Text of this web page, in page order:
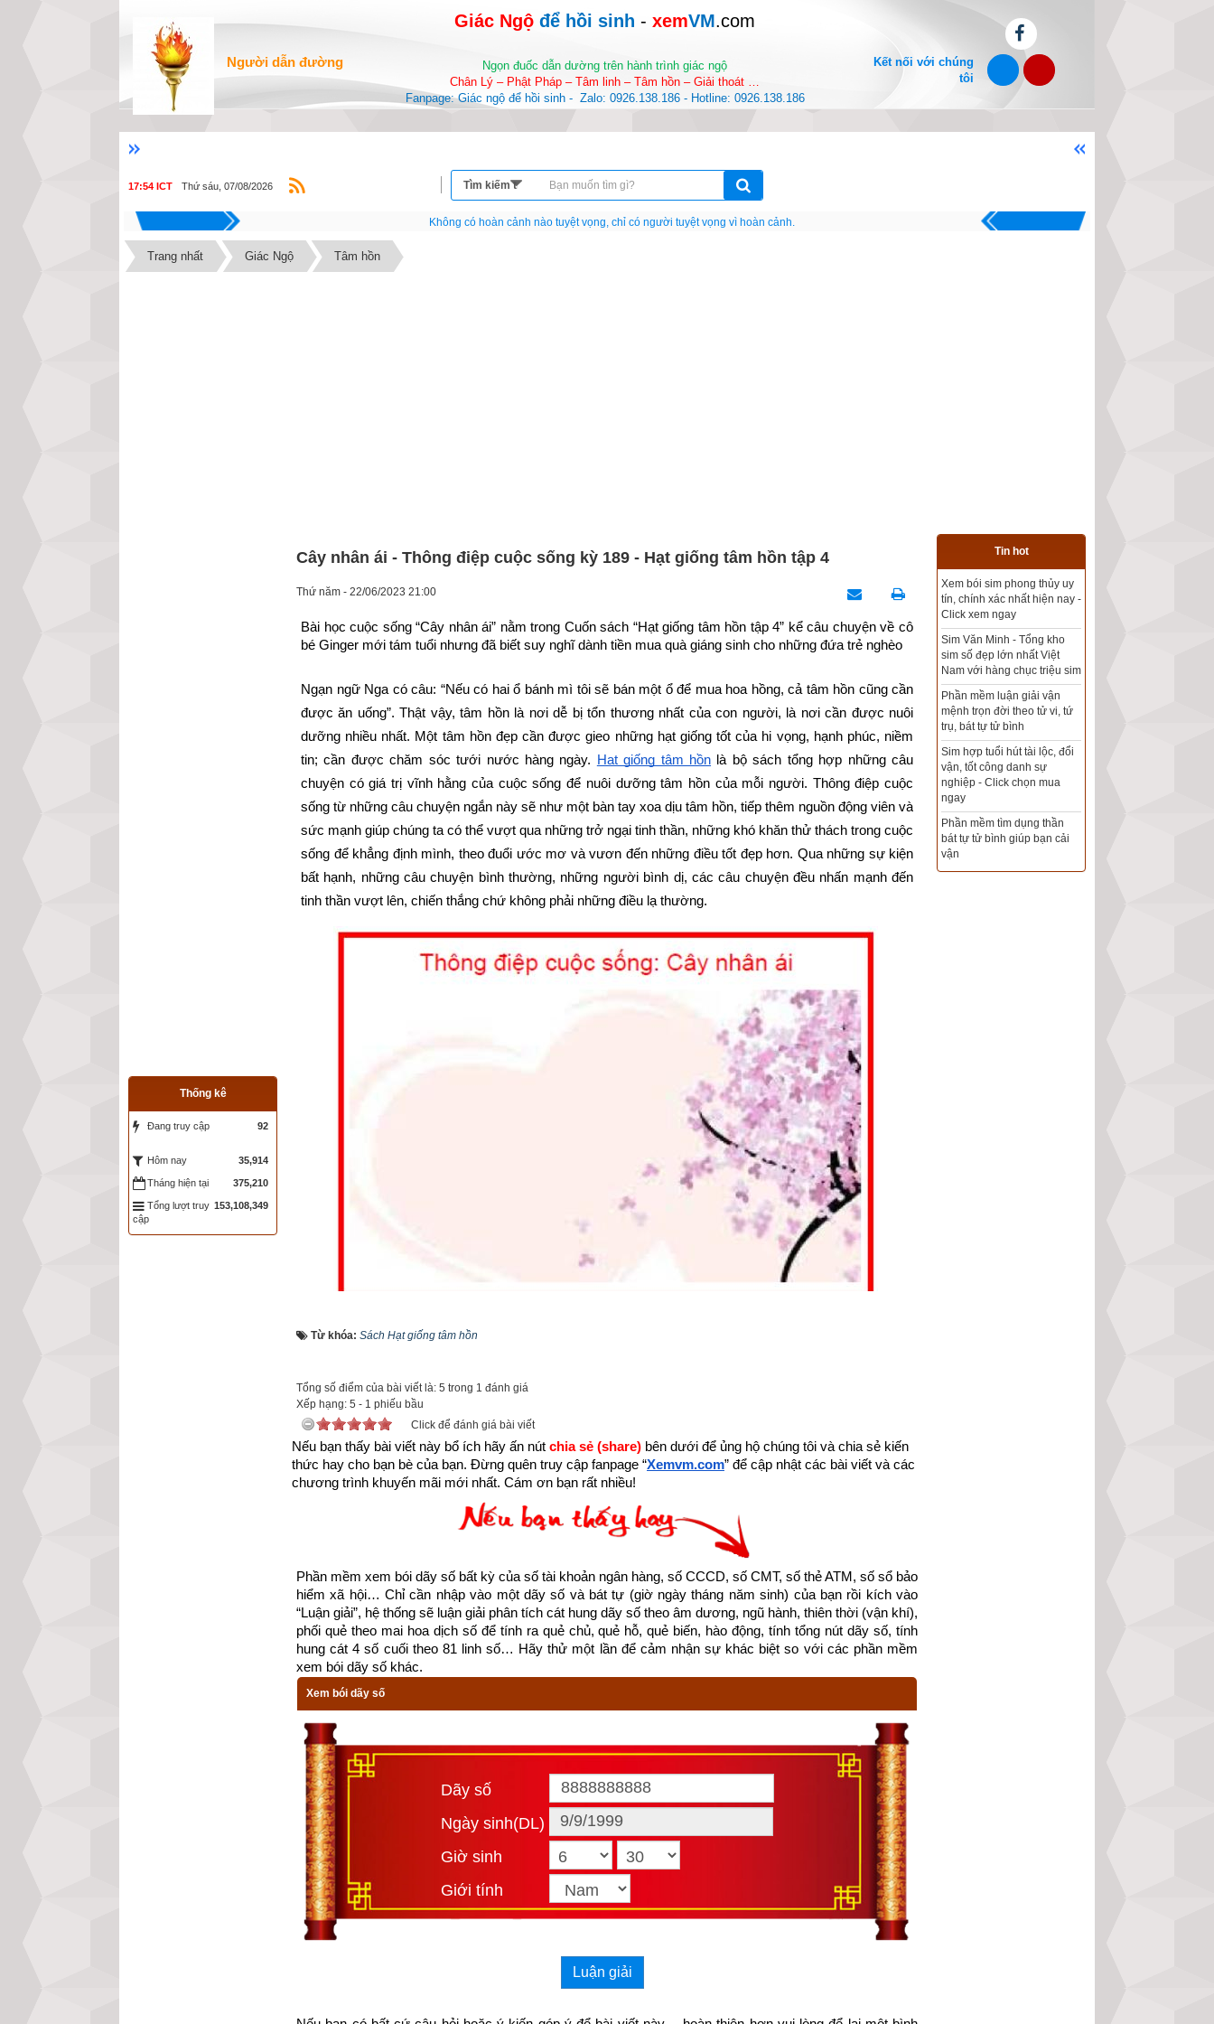
Người dẫn đường
Giác Ngộ để hồi sinh - xemVM.com
Ngọn đuốc dẫn dường trên hành trình giác ngộ
Chân Lý – Phật Pháp – Tâm linh – Tâm hồn – Giải thoát …
Fanpage: Giác ngộ để hồi sinh -  Zalo: 0926.138.186 - Hotline: 0926.138.186
Kết nối với chúng
tôi
Chào mừng bạn đến với website
17:54 ICT Thứ sáu, 07/08/2026
Nếu như không chịu học tập thì cho dù đi vạn dặm đường cũng chỉ là anh đưa thư.
Trang nhất Giác Ngộ Tâm hồn
Cây nhân ái - Thông điệp cuộc sống kỳ 189 - Hạt giống tâm hồn tập 4
Thứ năm - 22/06/2023 21:00
Bài học cuộc sống “Cây nhân ái” nằm trong Cuốn sách “Hạt giống tâm hồn tập 4” kể câu chuyện về cô
bé Ginger mới tám tuổi nhưng đã biết suy nghĩ dành tiền mua quà giáng sinh cho những đứa trẻ nghèo
Ngạn ngữ Nga có câu: “Nếu có hai ổ bánh mì tôi sẽ bán một ổ để mua hoa hồng, cả tâm hồn cũng cần
được ăn uống”. Thật vậy, tâm hồn là nơi dễ bị tổn thương nhất của con người, là nơi cần được nuôi
dưỡng nhiều nhất. Một tâm hồn đẹp cần được gieo những hạt giống tốt của hi vọng, hạnh phúc, niềm
tin; cần được chăm sóc tưới nước hàng ngày.
Hạt giống tâm hồn là bộ sách tổng hợp những câu
chuyện có giá trị vĩnh hằng của cuộc sống để nuôi dưỡng tâm hồn của mỗi người. Thông điệp cuộc
sống từ những câu chuyện ngắn này sẽ như một bàn tay xoa dịu tâm hồn, tiếp thêm nguồn động viên và
sức mạnh giúp chúng ta có thể vượt qua những trở ngại tinh thần, những khó khăn thử thách trong cuộc
sống để khẳng định mình, theo đuổi ước mơ và vươn đến những điều tốt đẹp hơn. Qua những sự kiện
bất hạnh, những câu chuyện bình thường, những người bình dị, các câu chuyện đều nhấn mạnh đến
tinh thần vượt lên, chiến thắng chứ không phải những điều lạ thường.
Với mong muốn góp một phần nhỏ bé lan truyền những thông điệp tích cực truyền cảm hứng về cuộc
trong cuộc sống, Xemvm.com
hồn. Kích vào link sau:
https://xemvm.com/thu-vien-ebooks/sach-ky-nang-song/link-tai-sach-hat-giong-tam-hon-pdf-10.html
để tải về Ebook Sách Hạt giống tâm hồn hoặc liên hệ Zalo: 0926.138.186 để nhận trực tiếp file pdf.
Sau đây là Câu chuyện về Cây nhân ái được trích từ Cuốn “Hạt giống tâm hồn tập 4” của nhà xuất bản
Niềm vui thật sự không bắt nguồn từ sự giàu có hay những lời khen ngợi của người khác mà từ những
Từ khóa: Sách Hạt giống tâm hồn
Tổng số điểm của bài viết là: 5 trong 1 đánh giá
Xếp hạng: 5 - 1 phiếu bầu
Click để đánh giá bài viết
Nếu bạn thấy bài viết này bổ ích hãy ấn nút chia sẻ (share) bên dưới để ủng hộ chúng tôi và chia sẻ kiến
thức hay cho bạn bè của bạn. Đừng quên truy cập fanpage “Xemvm.com” để cập nhật các bài viết và các
chương trình khuyến mãi mới nhất. Cám ơn bạn rất nhiều!
Phần mềm xem bói dãy số bất kỳ của số tài khoản ngân hàng, số CCCD, số CMT, số thẻ ATM, số sổ bảo
hiểm xã hội… Chỉ cần nhập vào một dãy số và bát tự (giờ ngày tháng năm sinh) của bạn rồi kích vào
“Luận giải”, hệ thống sẽ luận giải phân tích cát hung dãy số theo âm dương, ngũ hành, thiên thời (vận khí),
phối quẻ theo mai hoa dịch số để tính ra quẻ chủ, quẻ hỗ, quẻ biến, hào động, tính tổng nút dãy số, tính
hung cát 4 số cuối theo 81 linh số… Hãy thử một lần để cảm nhận sự khác biệt so với các phần mềm
xem bói dãy số khác.
Xem bói dãy số
Dãy số
Ngày sinh(DL)
Giờ sinh
Giới tính
Luận giải
Tin hot
Xem bói sim phong thủy uy
tín, chính xác nhất hiện nay -
Sim Văn Minh - Tổng kho
sim số đẹp lớn nhất Việt
Nam với hàng chục triệu sim
Phần mềm luận giải vận
mệnh trọn đời theo tử vi, tứ
Sim hợp tuổi hút tài lộc, đổi
vận, tốt công danh sự
nghiệp - Click chọn mua
ngay
Phần mềm tìm dụng thần
bát tự tử bình giúp bạn cải
vận
Tổng kho sim phong thủy -
Sim hợp tuổi - Sim hợp
Xem bói sim phong thủy
theo khoa học tử vi, tứ trụ
chính xác nhất
Mua sim Thần tài, Thần tài
theo bạn! Giao sim miễn phí
Xem ngày đẹp - chọn ngày
tốt khởi sự theo kinh dịch
chính xác nhất
Tổng Kho Sim Năm sinh 0x -
9x - 8x -7x -6x giá rẻ nhất thị
trường - Click xem ngay
Thống kê
Đang truy cập 92
Hôm nay 35,914
Tháng hiện tại 375,210
Tổng lượt truy
cập
153,108,349